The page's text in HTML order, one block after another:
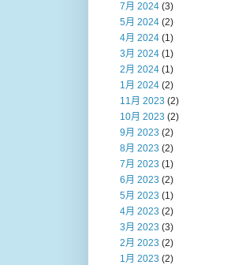
7月 2024 (3)
5月 2024 (2)
4月 2024 (1)
3月 2024 (1)
2月 2024 (1)
1月 2024 (2)
11月 2023 (2)
10月 2023 (2)
9月 2023 (2)
8月 2023 (2)
7月 2023 (1)
6月 2023 (2)
5月 2023 (1)
4月 2023 (2)
3月 2023 (3)
2月 2023 (2)
1月 2023 (2)